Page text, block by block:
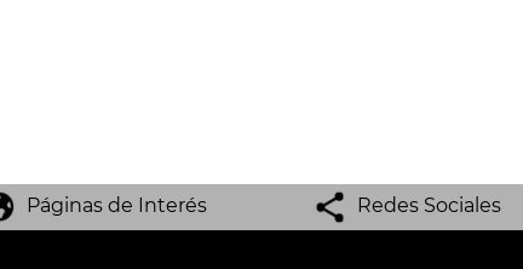
Páginas de Interés Redes Sociales